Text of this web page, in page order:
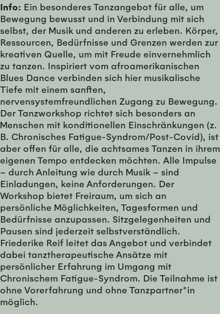
Info: Ein besonderes Tanzangebot für alle, um
Bewegung bewusst und in Verbindung mit sich
selbst, der Musik und anderen zu erleben. Körper,
Ressourcen, Bedürfnisse und Grenzen werden zur
kreativen Quelle, um mit Freude einvernehmlich
zu tanzen. Inspiriert vom afroamerikanischen
Blues Dance verbinden sich hier musikalische
Tiefe mit einem sanften,
nervensystemfreundlichen Zugang zu Bewegung.
Der Tanzworkshop richtet sich besonders an
Menschen mit konditionellen Einschränkungen (z.
B. Chronisches Fatigue-Syndrom/Post-Covid), ist
aber offen für alle, die achtsames Tanzen in ihrem
eigenen Tempo entdecken möchten. Alle Impulse
– durch Anleitung wie durch Musik – sind
Einladungen, keine Anforderungen. Der
Workshop bietet Freiraum, um sich an
persönliche Möglichkeiten, Tagesformen und
Bedürfnisse anzupassen. Sitzgelegenheiten und
Pausen sind jederzeit selbstverständlich.
Friederike Reif leitet das Angebot und verbindet
dabei tanztherapeutische Ansätze mit
persönlicher Erfahrung im Umgang mit
Chronischem Fatigue-Syndrom. Die Teilnahme ist
ohne Vorerfahrung und ohne Tanzpartner*in
möglich.